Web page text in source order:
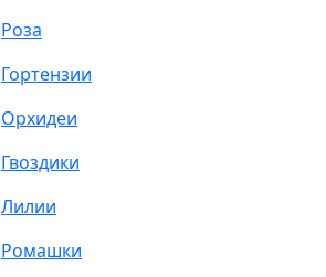
Роза
Гортензии
Орхидеи
Гвоздики
Лилии
Ромашки